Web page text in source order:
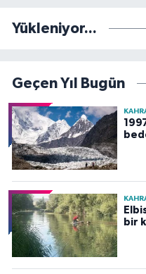
Yükleniyor...
Geçen Yıl Bugün
bir